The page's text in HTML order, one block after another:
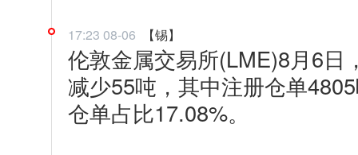
17:23 08-06 【锡】
伦敦金属交易所(LME)8月6日
减少55吨，其中注册仓单
仓单占比17.08%。